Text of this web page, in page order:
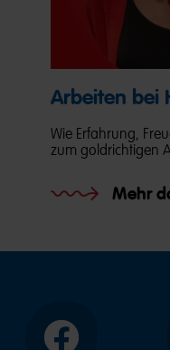
Arbeiten bei
Wie Erfahrung,
zum goldrichtigen
Mehr
Facebook